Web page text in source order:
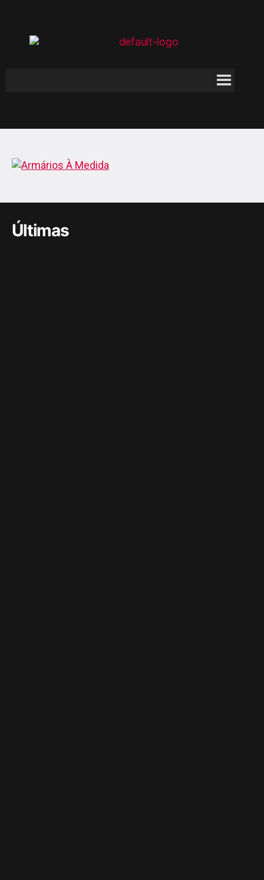
Últimas